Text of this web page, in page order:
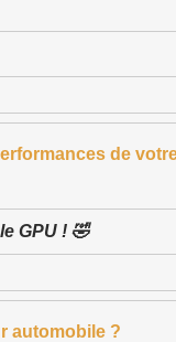
de
GPU ! 🤣
automobile ?